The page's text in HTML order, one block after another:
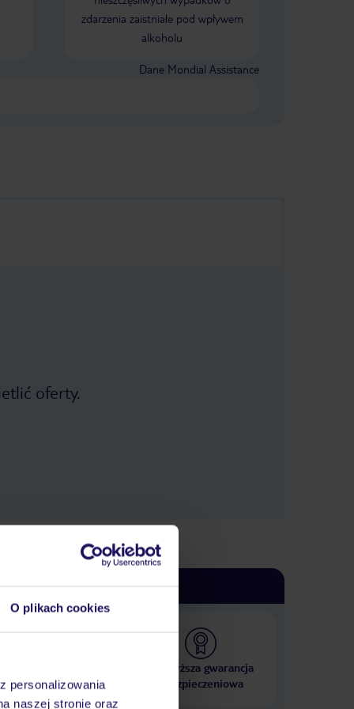
O plikach cookies
personalizowania
naszej stronie oraz
powitanie wino i owoce a dzień przed
odlotem w pokoju stał szampan. Jak
już pisałam wcześniej obsługa na
wymagałby już odnowienia, może
zdarzenia zaistniałe pod wpływem
alkoholu
Dane Mondial Assistance
oferty.
krajach
Najwyższa gwarancja
ubezpieczeniowa